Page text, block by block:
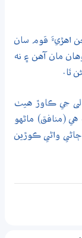
اهڙيءَ قوم سان
مان آهن ۽ نه
ٿا.
جي ڪاوڙ هيٺ
(منافق) ماڻهو
واڻي ڪوڙين